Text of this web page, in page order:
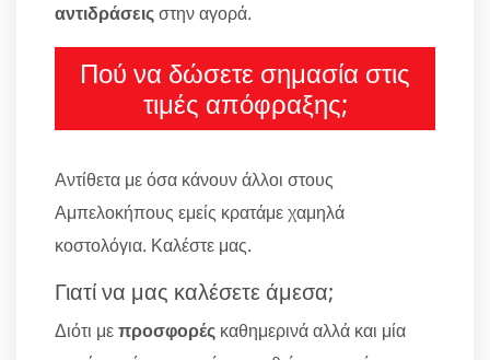
αντιδράσειςστην αγορά.
Πού να δώσετε σημασία στις
τιμές απόφραξης;
Αντίθετα με όσα κάνουν άλλοι στους
Αμπελοκήπους εμείς κρατάμε χαμηλά
κοστολόγια. Καλέστε μας.
Γιατί να μας καλέσετε άμεσα;
Διότι μεπροσφορές καθημερινά αλλά και μία